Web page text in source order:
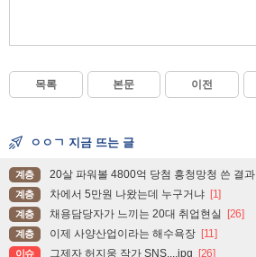
목록 본문 이전
ㅇㅇㄱ 지금 뜨는 글
계층 20살 파워볼 4800억 당첨 흥청망청 쓴 결과
계층 차에서 5만원 나왔는데 누구거냐 [1]
계층 채용담당자가 느끼는 20대 취업현실 [26]
계층 이제 사양산업이라는 해수욕장 [11]
이슈 그제자 허지웅 작가 SNS....jpg [26]